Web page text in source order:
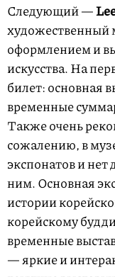
Следующий —
художественный
оформлением и
искусства. На
билет: основная
временные
Также очень
сожалению, в
экспонатов и
ним. Основная
истории
корейскому
временные
— яркие и